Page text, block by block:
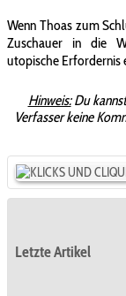
Wenn Thoas zum
Zuschauer in die
utopische Erfordernis
Hinweis:Du
Verfasser keine
Letzte Artikel